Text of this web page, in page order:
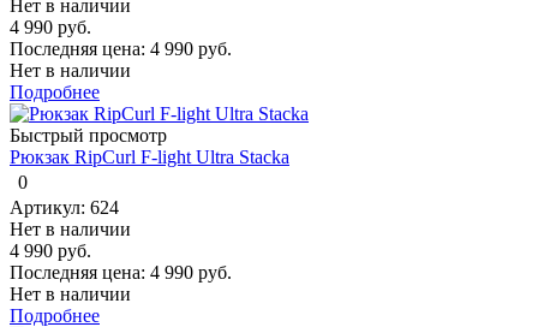
Нет в наличии
4 990 руб.
Последняя цена: 4 990 руб.
Нет в наличии
Подробнее
Быстрый просмотр
Рюкзак RipCurl F-light Ultra Stacka
0
Артикул: 624
Нет в наличии
4 990 руб.
Последняя цена: 4 990 руб.
Нет в наличии
Подробнее